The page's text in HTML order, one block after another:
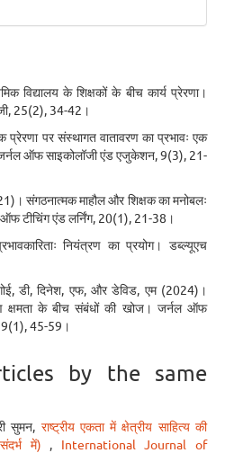
विद्यालय के शिक्षकों के बीच कार्य प्रेरणा।
25(2), 34-42।
पर संस्थागत वातावरण का प्रभावः एक
जर्नल ऑफ साइकोलॉजी एंड एजुकेशन, 9(3), 21-
संगठनात्मक माहौल और शिक्षक का मनोबलः
टीचिंग एंड लर्निंग, 20(1), 21-38।
नियंत्रण का प्रयोग। डब्ल्यूएच
डी, दिनेश, एफ, और डेविड, एम (2024)।
क्षमता के बीच संबंधों की खोज। जर्नल ऑफ
45-59।
by the same
सुमन, राष्ट्रीय एकता में क्षेत्रीय साहित्य की
में) , International Journal of